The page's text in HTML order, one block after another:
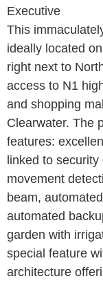
Executive
This
ideally located
right next to
access to N1
and shopping
Clearwater. The
features:
linked to
movement
beam,
automated
garden with
special feature
architecture